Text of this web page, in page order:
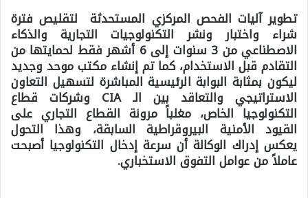
تطوير آليات الفحص المركزي المستحدثة لتقليص فترة
شراء واختبار ونشر التكنولوجيات التجارية والذكاء
الاصطناعي من 3 سنوات إلى 6 أشهر فقط لحمايتها من
التقادم قبل الاستخدام، كما تم إنشاء مكتب موحد وجديد
ليكون بمثابة البوابة الرئيسية المباشرة لتسهيل التعاون
الاستراتيجي والتعاقد بين الـ CIA وشركات قطاع
التكنولوجيا الخاص، مغلباً مرونة القطاع التجاري على
القيود الأمنية البيروقراطية السابقة، وهذا التحول
يعكس إدراك الوكالة أن سرعة إدخال التكنولوجيا أصبحت
عاملاً من عوامل التفوق الاستخباري.